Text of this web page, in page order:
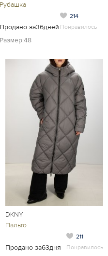
Рубашка
Продано за36дней
214
Понравилось
Размер:48
DKNY
Пальто
Продано за63дня
211
Понравилось